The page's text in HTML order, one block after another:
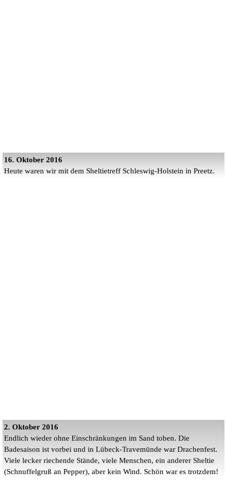
16. Oktober 2016
Heute waren wir mit dem Sheltietreff Schleswig-Holstein in Preetz.
2. Oktober 2016
Endlich wieder ohne Einschränkungen im Sand toben. Die
Badesaison ist vorbei und in Lübeck-Travemünde war Drachenfest.
Viele lecker riechende Stände, viele Menschen, ein anderer Sheltie
(Schnuffelgruß an Pepper), aber kein Wind. Schön war es trotzdem!